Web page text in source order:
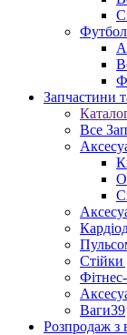
Футбол
Запчастини
Все
Стійки
Ваги39
Розпродаж з